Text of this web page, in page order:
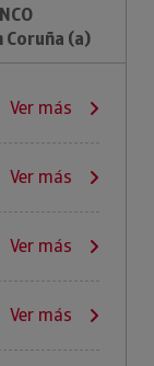
Coruña (a)
Ver más
Ver más
Ver más
Ver más